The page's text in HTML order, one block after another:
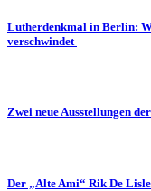
Lutherdenkmal in Berlin:
verschwindet
Zwei neue Ausstellungen
Der „Alte Ami“ Rik De